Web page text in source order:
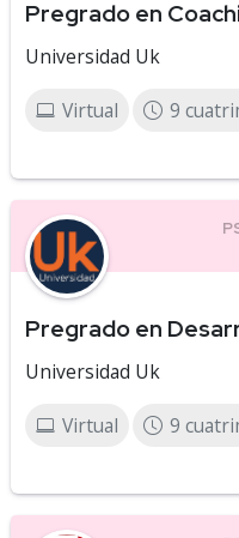
Pregrado en
Universidad Uk
Virtual 9
Pregrado en
Universidad Uk
Virtual 9